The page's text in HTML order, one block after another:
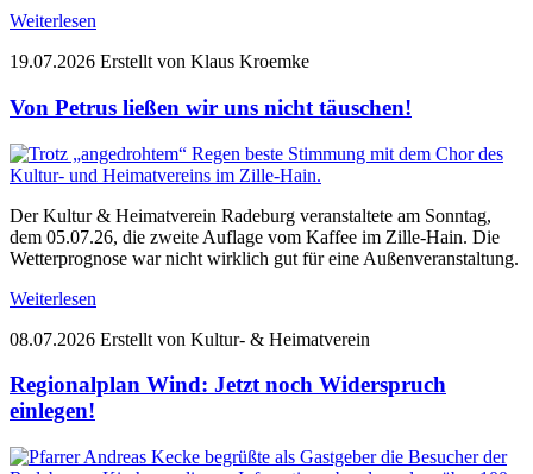
Weiterlesen
19.07.2026 Erstellt von Klaus Kroemke
Von Petrus ließen wir uns nicht täuschen!
Der Kultur & Heimatverein Radeburg veranstaltete am Sonntag,
dem 05.07.26, die zweite Auflage vom Kaffee im Zille-Hain. Die
Wetterprognose war nicht wirklich gut für eine Außenveranstaltung.
Weiterlesen
08.07.2026 Erstellt von Kultur- & Heimatverein
Regionalplan Wind: Jetzt noch Widerspruch
einlegen!